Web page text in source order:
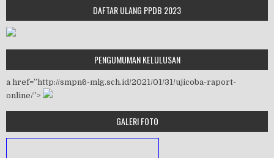
DAFTAR ULANG PPDB 2023
PENGUMUMAN KELULUSAN
a href=”http://smpn6-mlg.sch.id/2021/01/31/ujicoba-raport-
online/”>
GALERI FOTO